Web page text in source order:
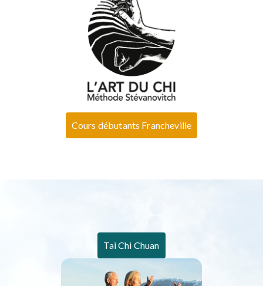
Cours débutants Francheville
Tai Chi Chuan